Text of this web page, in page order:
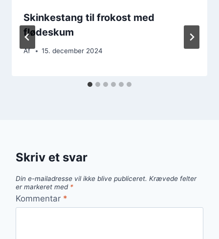
Skinkestang til frokost med
flødeskum
Af 15. december 2024
Skriv et svar
Din e-mailadresse vil ikke blive publiceret. Krævede felter
er markeret med *
Kommentar *